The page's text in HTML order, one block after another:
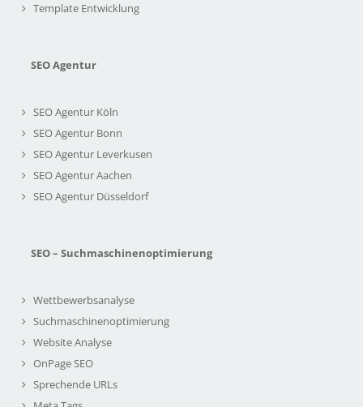
Template Entwicklung
SEO Agentur
SEO Agentur Köln
SEO Agentur Bonn
SEO Agentur Leverkusen
SEO Agentur Aachen
SEO Agentur Düsseldorf
SEO – Suchmaschinenoptimierung
Wettbewerbsanalyse
Suchmaschinenoptimierung
Website Analyse
OnPage SEO
Sprechende URLs